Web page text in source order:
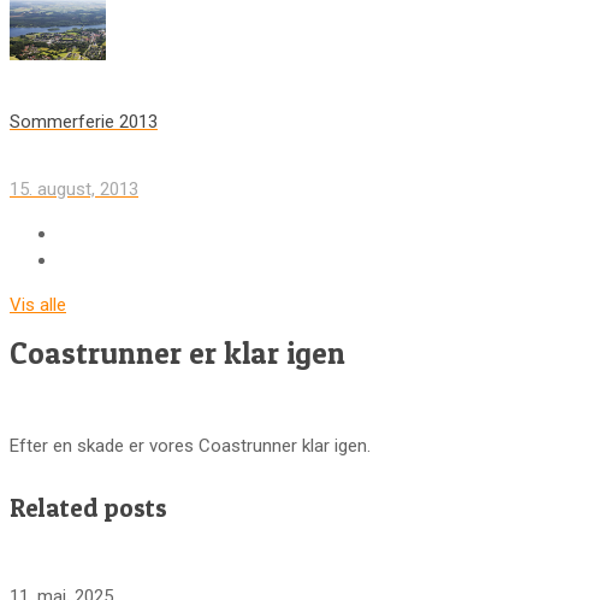
Sommerferie 2013
15. august, 2013
Vis alle
Coastrunner er klar igen
Efter en skade er vores Coastrunner klar igen.
Related posts